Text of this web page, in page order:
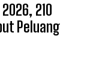
210
Peluang